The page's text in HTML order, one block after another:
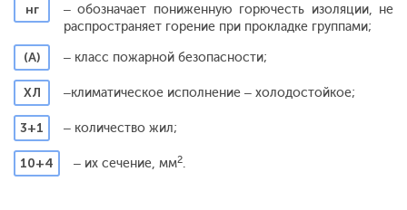
нг
– обозначает пониженную горючесть изоляции, не
распространяет горение при прокладке группами;
(А)
– класс пожарной безопасности;
ХЛ –климатическое исполнение – холодостойкое;
3+1 – количество жил;
10+4 – их сечение, мм2.